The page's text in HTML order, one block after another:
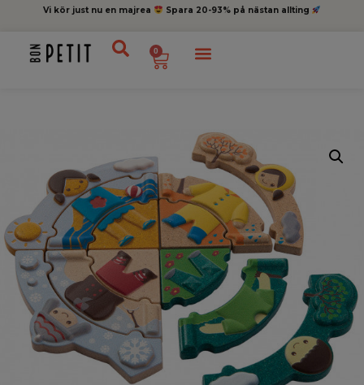
Vi kör just nu en majrea Spara 20-93% på nästan allting
0